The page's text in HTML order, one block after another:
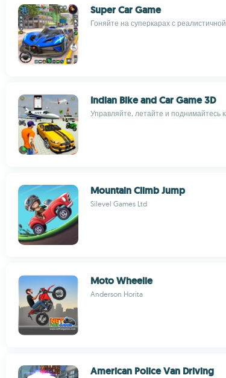
Super Car Game
Гоняйте на суперкарах с
Indian Bike and Car Game 3D
Управляйте, летайте и поднимайтесь
Mountain Climb Jump
Silevel Games Ltd
Moto Wheelie
Anderson Horita
American Police Van Driving